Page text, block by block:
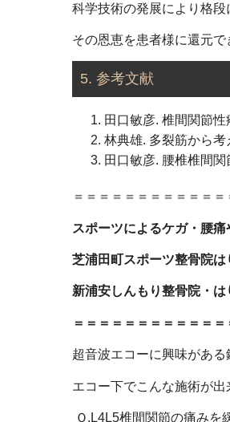
科学技術の発展により格段
その恩恵を患者様に還元
5. 参考文献
田口敏彦. 椎間関節性
林典雄. 多裂筋から
田口敏彦. 腰椎椎間
＝＝＝＝＝＝＝＝＝＝＝
スポーツによるケガ・腰
芝浦田町スポーツ整骨院
新浦安しんもり整骨院・
＝＝＝＝＝＝＝＝＝＝＝
超音波エコーに興味があ
エコー下でこんな施術が
Ｑ.L4L5椎間関節の痛みを